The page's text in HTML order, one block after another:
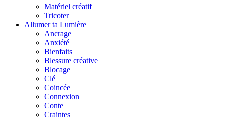
Matériel créatif
Tricoter
Allumer ta Lumière
Ancrage
Anxiété
Bienfaits
Blessure créative
Blocage
Clé
Coincée
Connexion
Conte
Craintes